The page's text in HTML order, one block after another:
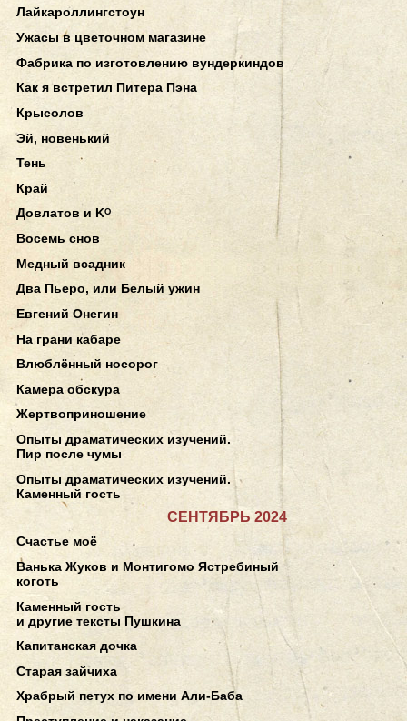
Лайкароллингстоун
Ужасы в цветочном магазине
Фабрика по изготовлению вундеркиндов
Как я встретил Питера Пэна
Крысолов
Эй, новенький
Тень
Край
Довлатов и Kᴼ
Восемь снов
Медный всадник
Два Пьеро, или Белый ужин
Евгений Онегин
На грани кабаре
Влюблённый носорог
Камера обскура
Жертвоприношение
Опыты драматических изучений.
Пир после чумы
Опыты драматических изучений.
Каменный гость
СЕНТЯБРЬ 2024
Счастье моё
Ванька Жуков и Монтигомо Ястребиный
коготь
Каменный гость
и другие тексты Пушкина
Капитанская дочка
Старая зайчиха
Храбрый петух по имени Али-Баба